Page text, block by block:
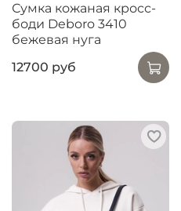
Сумка кожаная кросс-
боди Deboro 3410
бежевая нуга
12700 руб